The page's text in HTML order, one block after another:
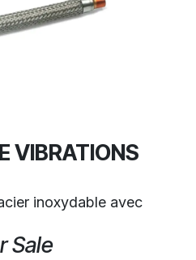
VIBRATIONS
inoxydable avec
Sale